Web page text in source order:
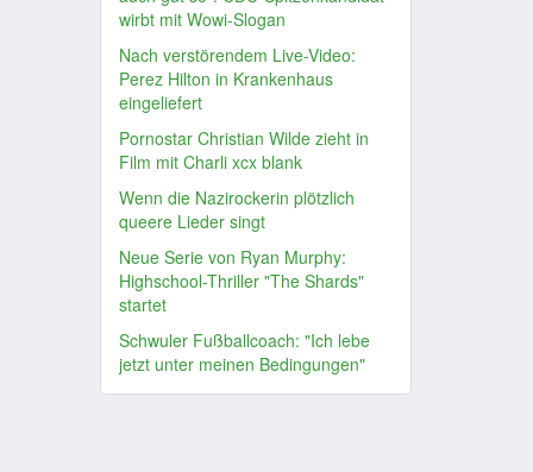
wirbt mit Wowi-Slogan
Nach verstörendem Live-Video:
Perez Hilton in Krankenhaus
eingeliefert
Pornostar Christian Wilde zieht in
Film mit Charli xcx blank
Wenn die Nazirockerin plötzlich
queere Lieder singt
Neue Serie von Ryan Murphy:
Highschool-Thriller "The Shards"
startet
Schwuler Fußballcoach: "Ich lebe
jetzt unter meinen Bedingungen"